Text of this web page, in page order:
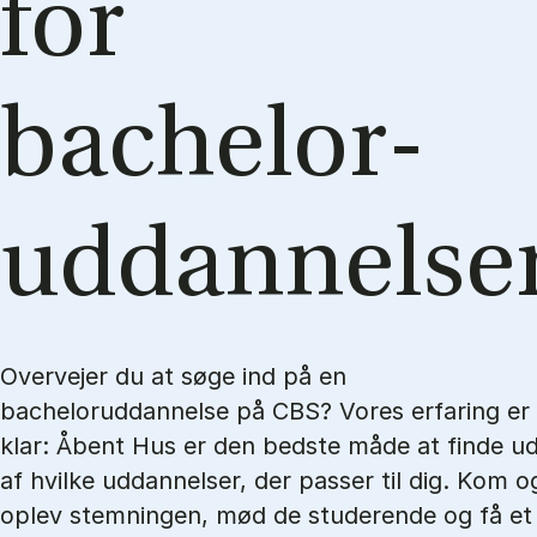
for
bachelor­
Overvejer du at søge ind på en
bacheloruddannelse på CBS? Vores erfaring er
klar: Åbent Hus er den bedste måde at finde ud
af hvilke uddannelser, der passer til dig. Kom
oplev stemningen, mød de studerende og få et